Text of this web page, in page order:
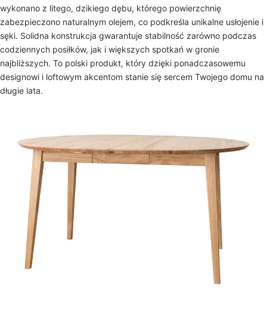
wykonano z litego, dzikiego dębu, którego powierzchnię
zabezpieczono naturalnym olejem, co podkreśla unikalne usłojenie i
sęki. Solidna konstrukcja gwarantuje stabilność zarówno podczas
codziennych posiłków, jak i większych spotkań w gronie
najbliższych. To polski produkt, który dzięki ponadczasowemu
designowi i loftowym akcentom stanie się sercem Twojego domu na
długie lata.